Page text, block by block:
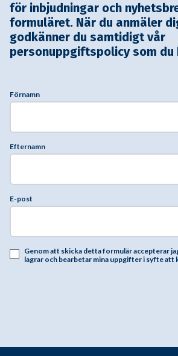
för inbjudningar och
formuläret. När du anmäler
godkänner du samtidigt vår
personuppgiftspolicy som
Förnamn
Efternamn
E-post
Genom att skicka detta formulär accepterar
lagrar och bearbetar mina uppgifter i syfte att